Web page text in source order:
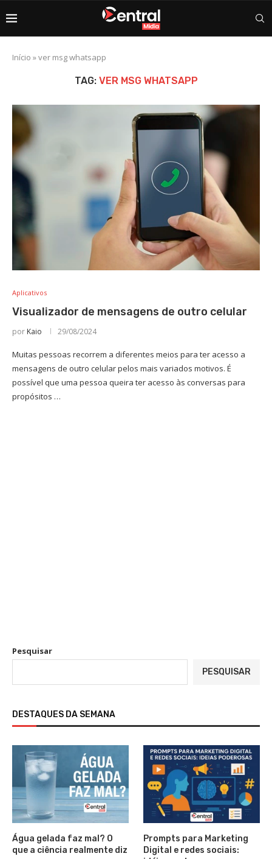
Início »ver msg whatsapp
TAG: VER MSG WHATSAPP
Aplicativos
Visualizador de mensagens de outro celular
por Kaio 29/08/2024
Muitas pessoas recorrem a diferentes meios para ter acesso a
mensagens de outro celular pelos mais variados motivos. É
possível que uma pessoa queira ter acesso às conversas para
propósitos …
Pesquisar
PESQUISAR
DESTAQUES DA SEMANA
Água gelada faz mal? O
que a ciência realmente diz
Prompts para Marketing
Digital e redes sociais: